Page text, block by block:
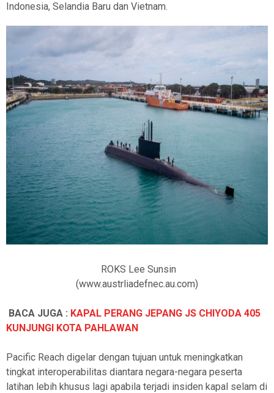
Indonesia, Selandia Baru dan Vietnam.
ROKS Lee Sunsin
(www.austrliadefnec.au.com)
BACA JUGA : KAPAL PERANG JEPANG JS CHIYODA 405
KUNJUNGI KOTA PAHLAWAN
Pacific Reach digelar dengan tujuan untuk meningkatkan
tingkat interoperabilitas diantara negara-negara peserta
latihan lebih khusus lagi apabila terjadi insiden kapal selam di